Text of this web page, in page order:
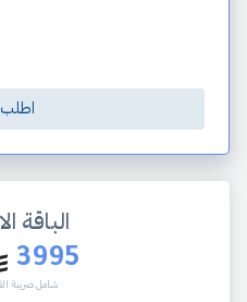
اطلب
الباقة
3995
شامل ضريبة